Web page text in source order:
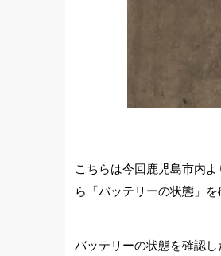
こちらは今回鹿児島市内
ら「バッテリーの状態」を
バッテリーの状態を確認